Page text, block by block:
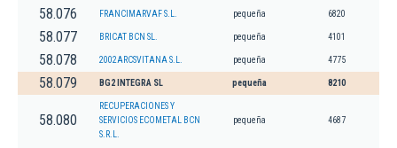
58.076 FRANCIMARVAF S.L. pequeña 6820
58.077 BRICAT BCN SL. pequeña 4101
58.078 2002ARCSVITANA S.L. pequeña 4775
58.079 BG2 INTEGRA SL pequeña 8210
58.080
RECUPERACIONES Y
SERVICIOS ECOMETAL BCN
S.R.L.
pequeña 4687